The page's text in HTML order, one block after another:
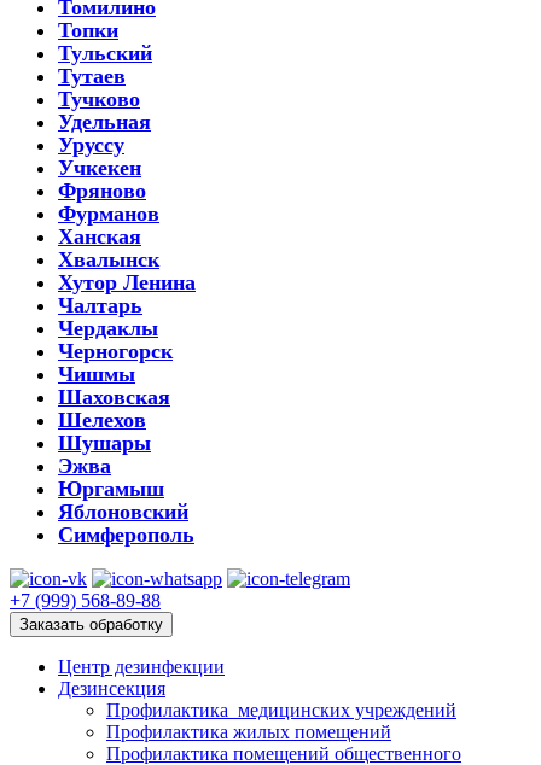
Томилино
Топки
Тульский
Тутаев
Тучково
Удельная
Уруссу
Учкекен
Фряново
Фурманов
Ханская
Хвалынск
Хутор Ленина
Чалтарь
Чердаклы
Черногорск
Чишмы
Шаховская
Шелехов
Шушары
Эжва
Юргамыш
Яблоновский
Симферополь
+7 (999) 568-89-88
Заказать обработку
Центр дезинфекции
Дезинсекция
Профилактика медицинских учреждений
Профилактика жилых помещений
Профилактика помещений общественного